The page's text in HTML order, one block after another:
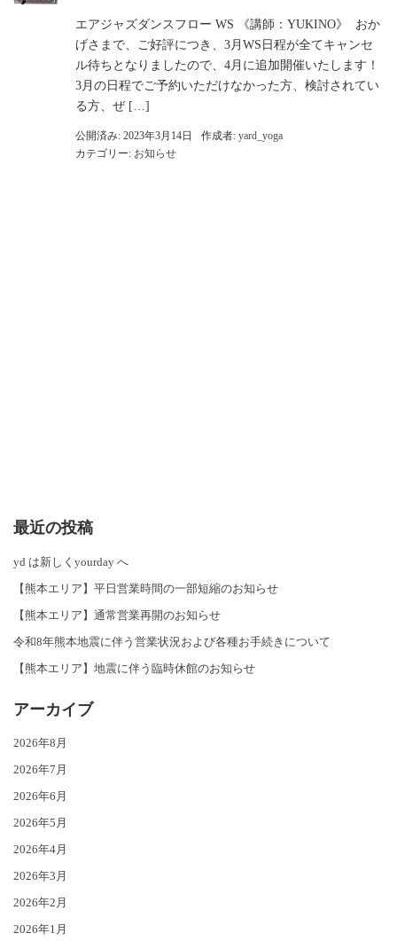
エアジャズダンスフロー WS 《講師：YUKINO》 おか
げさまで、ご好評につき、3月WS日程が全てキャンセ
ル待ちとなりましたので、4月に追加開催いたします！
3月の日程でご予約いただけなかった方、検討されてい
る方、ぜ […]
公開済み: 2023年3月14日 作成者: yard_yoga
カテゴリー: お知らせ
最近の投稿
yd は新しくyourday へ
【熊本エリア】平日営業時間の一部短縮のお知らせ
【熊本エリア】通常営業再開のお知らせ
令和8年熊本地震に伴う営業状況および各種お手続きについて
【熊本エリア】地震に伴う臨時休館のお知らせ
アーカイブ
2026年8月
2026年7月
2026年6月
2026年5月
2026年4月
2026年3月
2026年2月
2026年1月